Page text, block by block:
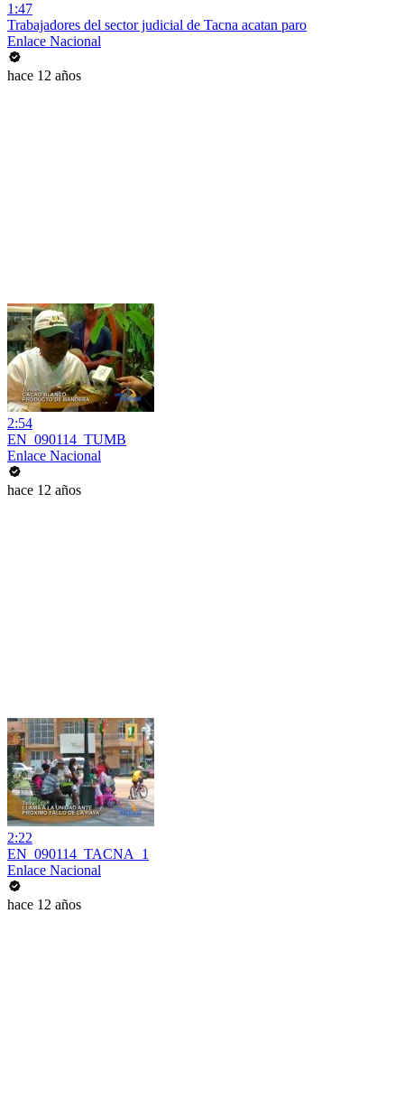
1:47
Trabajadores del sector judicial de Tacna acatan paro
Enlace Nacional
hace 12 años
2:54
EN_090114_TUMB
Enlace Nacional
hace 12 años
2:22
EN_090114_TACNA_1
Enlace Nacional
hace 12 años